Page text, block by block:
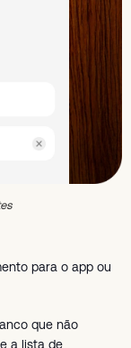
para o app ou
que não
a lista de